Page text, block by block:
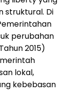
struktural. Di
perubahan
2015)
lokal,
kebebasan